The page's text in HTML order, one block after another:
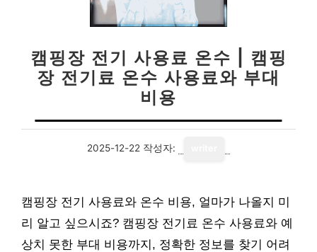
캠핑장 전기 사용료 온수 | 캠핑
장 전기료 온수 사용료와 부대
비용
2025-12-22 작성자:
캠핑장 전기 사용료와 온수 비용, 얼마가 나올지 미
리 알고 싶으시죠? 캠핑장 전기료 온수 사용료와 예
상치 못한 부대 비용까지, 정확한 정보를 찾기 어려